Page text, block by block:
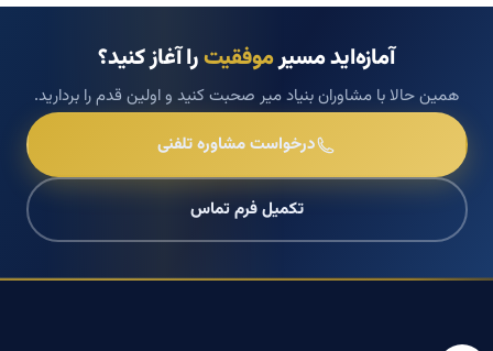
آمازه‌اید مسیرموفقیترا آغاز کنید؟
همین حالا با مشاوران بنیاد میر صحبت کنید و اولین قدم را بردارید.
درخواست مشاوره تلفنی
تکمیل فرم تماس